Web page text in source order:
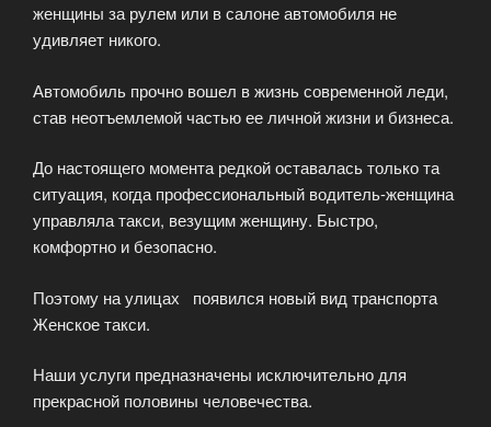
женщины за рулем или в салоне автомобиля не
удивляет никого.
Автомобиль прочно вошел в жизнь современной леди,
став неотъемлемой частью ее личной жизни и бизнеса.
До настоящего момента редкой оставалась только та
ситуация, когда профессиональный водитель-женщина
управляла такси, везущим женщину. Быстро,
комфортно и безопасно.
Поэтому на улицах появился новый вид транспорта
Женское такси.
Наши услуги предназначены исключительно для
прекрасной половины человечества.